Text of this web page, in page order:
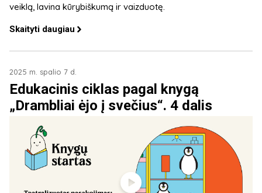
veiklą, lavina kūrybiškumą ir vaizduotę.
Skaityti daugiau
2025 m. spalio 7 d.
Edukacinis ciklas pagal knygą
„Drambliai ėjo į svečius“. 4 dalis